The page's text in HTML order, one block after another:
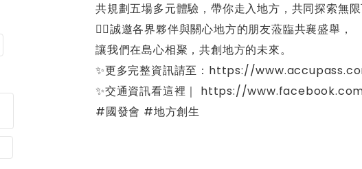
共規劃五場多元體驗，帶你走入地方，共同探索無
❤️‍🔥誠邀各界夥伴與關心地方的朋友蒞臨共襄盛舉，
讓我們在島心相聚，共創地方的未來。
✨更多完整資訊請至：https://
✨交通資訊看這裡｜ https://
#國發會 #地方創生